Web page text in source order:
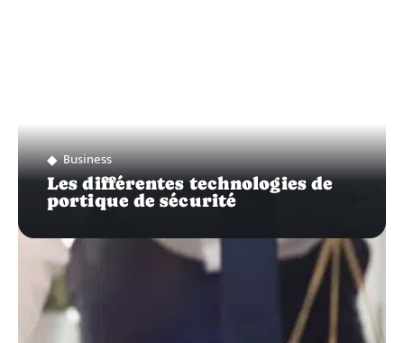
Business
Les différentes technologies de
portique de sécurité